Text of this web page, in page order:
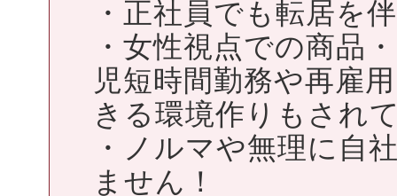
・正社員でも転居を
・女性視点での商品
児短時間勤務や再雇
きる環境作りもされ
・ノルマや無理に自
ません！